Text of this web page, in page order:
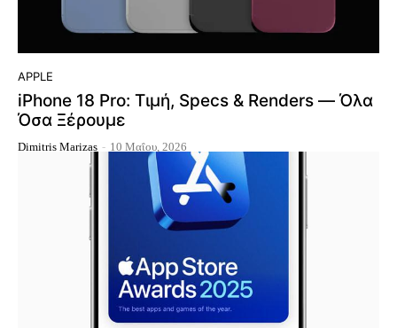
APPLE
iPhone 18 Pro: Τιμή, Specs & Renders — Όλα
Όσα Ξέρουμε
Dimitris Marizas - 10 Μαΐου, 2026